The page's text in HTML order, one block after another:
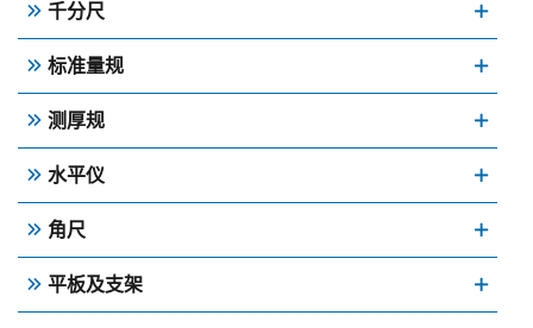
千分尺
标准量规
测厚规
水平仪
角尺
平板及支架